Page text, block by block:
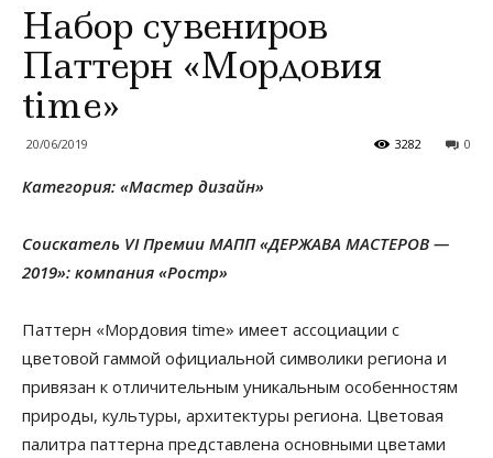
Набор сувениров
Паттерн «Мордовия
time»
20/06/2019 0
3282
Категория: «Мастер дизайн»
Соискатель VI Премии МАПП «ДЕРЖАВА МАСТЕРОВ —
2019»: компания «Ростр»
Паттерн «Мордовия time» имеет ассоциации с
цветовой гаммой официальной символики региона и
привязан к отличительным уникальным особенностям
природы, культуры, архитектуры региона. Цветовая
палитра паттерна представлена основными цветами